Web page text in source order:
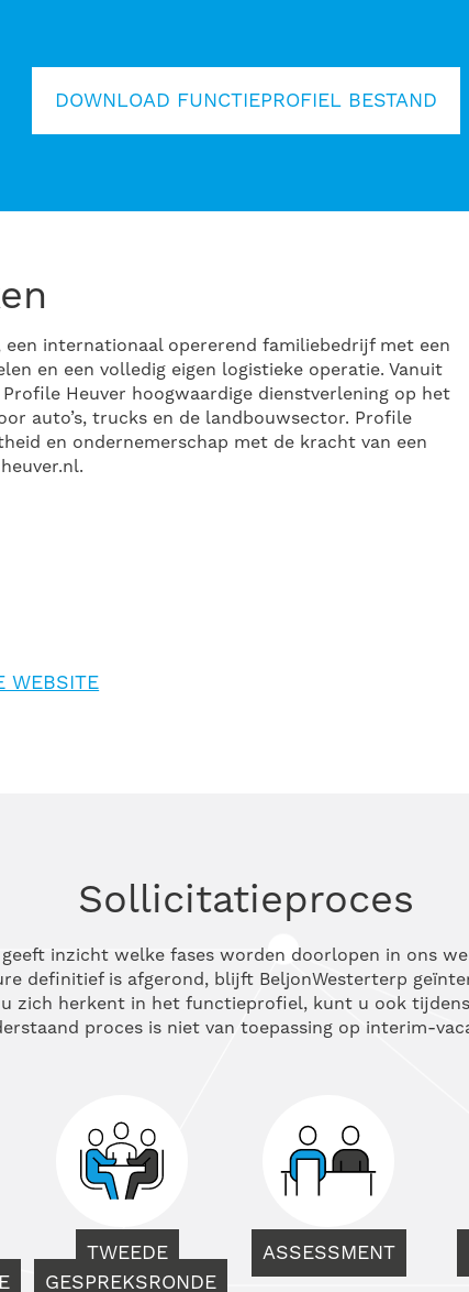
DOWNLOAD FUNCTIEPROFIEL BESTAND
internationaal opererend familiebedrijf met een
en een volledig eigen logistieke operatie. Vanuit
Heuver hoogwaardige dienstverlening op het
auto’s, trucks en de landbouwsector. Profile
en ondernemerschap met de kracht van een
WEBSITE
Sollicitatieproces
inzicht welke fases worden doorlopen in ons
definitief is afgerond, blijft BeljonWesterterp
zich herkent in het functieprofiel, kunt u ook
proces is niet van toepassing op interim-
TWEEDE
GESPREKSRONDE
ASSESSMENT